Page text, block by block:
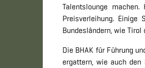
Talentslounge
Preisverleihung.
Bundesländern, wie
Die BHAK für Führung
ergattern, wie auch